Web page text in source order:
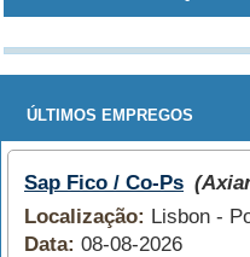
ÚLTIMOS EMPREGOS
Sap Fico / Co-Ps
Localização: Lisbon -
Data: 08-08-2026